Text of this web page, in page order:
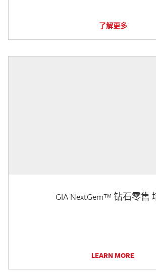
了解更多
GIA NextGem™ 钻石零售
LEARN MORE